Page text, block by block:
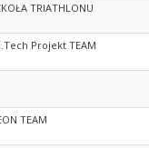
TRIATHLONU
Projekt TEAM
TEAM